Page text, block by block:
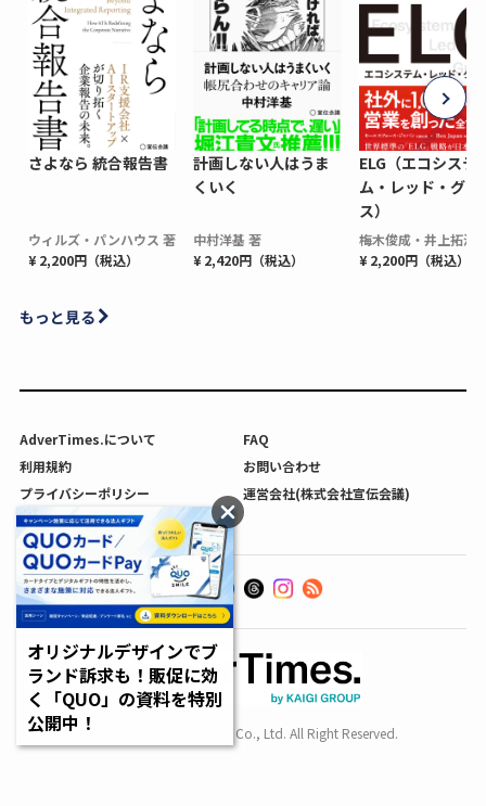
さよなら 統合報告書
ウィルズ・パンハウス 著
¥ 2,200円（税込）
計画しない人はうま
くいく
中村洋基 著
¥ 2,420円（税込）
ELG（エコシステ
ム・レッド・グロ
ス）
梅木俊成・井上拓海
¥ 2,200円（税込）
もっと見る
AdverTimes.について
FAQ
利用規約
お問い合わせ
プライバシーポリシー
運営会社(株式会社宣伝会議)
利用者情報の外部送信について
Copyright SENDENKAIGI Co., Ltd. All Right Reserved.
オリジナルデザインでブ
ランド訴求も！販促に効
く「QUO」の資料を特別
公開中！